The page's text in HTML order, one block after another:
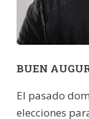
BUEN
El pasado
elecciones